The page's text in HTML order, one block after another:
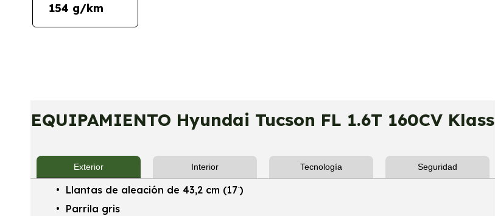
154 g/km
EQUIPAMIENTO Hyundai Tucson FL 1.6T 160CV Klass
Exterior Interior Tecnología Seguridad
Llantas de aleación de 43,2 cm (17 ̋)
Parrila gris